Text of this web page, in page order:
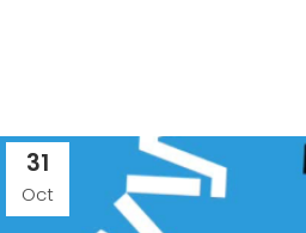
31
Oct